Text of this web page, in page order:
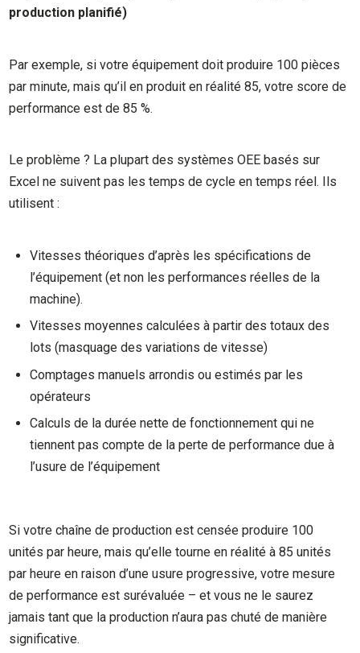
production planifié)
Par exemple, si votre équipement doit produire 100 pièces
par minute, mais qu’il en produit en réalité 85, votre score de
performance est de 85 %.
Le problème ? La plupart des systèmes OEE basés sur
Excel ne suivent pas les temps de cycle en temps réel. Ils
utilisent :
Vitesses théoriques d’après les spécifications de
l’équipement (et non les performances réelles de la
machine).
Vitesses moyennes calculées à partir des totaux des
lots (masquage des variations de vitesse)
Comptages manuels arrondis ou estimés par les
opérateurs
Calculs de la durée nette de fonctionnement qui ne
tiennent pas compte de la perte de performance due à
l’usure de l’équipement
Si votre chaîne de production est censée produire 100
unités par heure, mais qu’elle tourne en réalité à 85 unités
par heure en raison d’une usure progressive, votre mesure
de performance est surévaluée – et vous ne le saurez
jamais tant que la production n’aura pas chuté de manière
significative.